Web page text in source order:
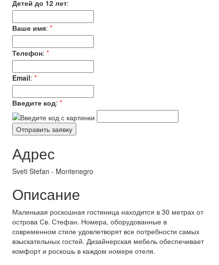
Детей до 12 лет:
Ваше имя: *
Телефон: *
Email: *
Введите код: *
Адрес
Sveti Stefan - Montenegro
Описание
Маленькая роскошная гостиница находится в 30 метрах от
острова Св. Стефан. Номера, оборудованные в
современном стиле удовлетворят все потребности самых
взыскательных гостей. Дизайнерская мебель обеспечивает
комфорт и роскошь в каждом номере отеля.